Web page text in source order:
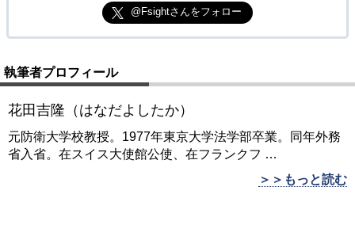
@Fsightさんをフォロー
執筆者プロフィール
花田吉隆（はなだよしたか）
元防衛大学校教授。1977年東京大学法学部卒業。同年外務
省入省。在スイス大使館公使、在フランクフ …
＞＞もっと読む